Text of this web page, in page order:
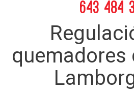
643 484
quemadores